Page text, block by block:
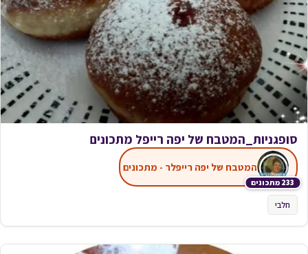
סופגניות_המטבח של יפה רייפל מתכונים
233 מתכונים
המטבח של יפה רייפלר - מתכונים
חלבי